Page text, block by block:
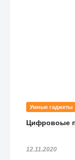
Умные гаджеты
Цифровоые
12.11.2020